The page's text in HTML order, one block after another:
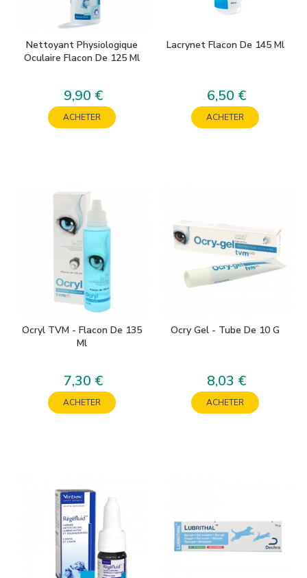
Nettoyant Physiologique
Oculaire Flacon De 125 Ml
Prix
9,90 €
ACHETER
Lacrynet Flacon De 145 Ml
Prix
6,50 €
ACHETER
Ocryl TVM - Flacon De 135
Ml
Prix
7,30 €
ACHETER
Ocry Gel - Tube De 10 G
Prix
8,03 €
ACHETER